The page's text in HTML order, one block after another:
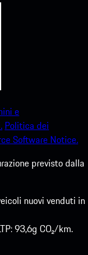
e
Politica dei
Software Notice.
previsto dalla
nuovi venduti in
93,6g CO₂/km.